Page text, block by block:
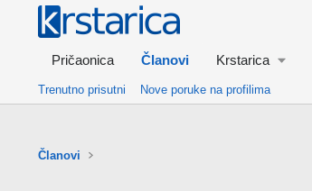
Pričaonica Članovi Krstarica
Trenutno prisutni Nove poruke na profilima
Članovi